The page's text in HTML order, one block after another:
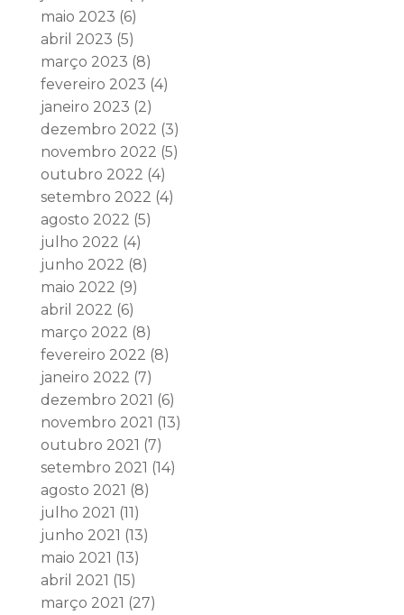
maio 2023 (6)
abril 2023 (5)
março 2023 (8)
fevereiro 2023 (4)
janeiro 2023 (2)
dezembro 2022 (3)
novembro 2022 (5)
outubro 2022 (4)
setembro 2022 (4)
agosto 2022 (5)
julho 2022 (4)
junho 2022 (8)
maio 2022 (9)
abril 2022 (6)
março 2022 (8)
fevereiro 2022 (8)
janeiro 2022 (7)
dezembro 2021 (6)
novembro 2021 (13)
outubro 2021 (7)
setembro 2021 (14)
agosto 2021 (8)
julho 2021 (11)
junho 2021 (13)
maio 2021 (13)
abril 2021 (15)
março 2021 (27)